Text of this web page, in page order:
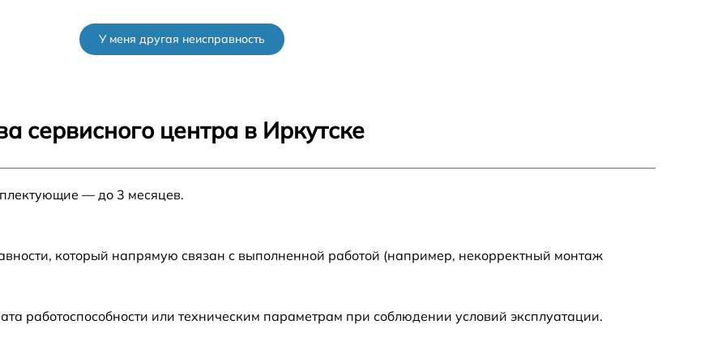
от 60 мин
У меня другая неисправность
сервисного центра в Иркутске
— до 3 месяцев.
который напрямую связан с выполненной работой (например, некорректный монтаж
работоспособности или техническим параметрам при соблюдении условий эксплуатации.